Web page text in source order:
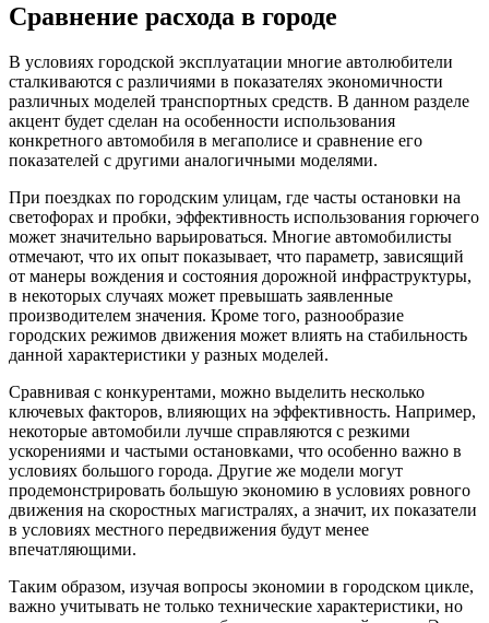
Сравнение расхода в городе
В условиях городской эксплуатации многие автолюбители
сталкиваются с различиями в показателях экономичности
различных моделей транспортных средств. В данном разделе
акцент будет сделан на особенности использования
конкретного автомобиля в мегаполисе и сравнение его
показателей с другими аналогичными моделями.
При поездках по городским улицам, где часты остановки на
светофорах и пробки, эффективность использования горючего
может значительно варьироваться. Многие автомобилисты
отмечают, что их опыт показывает, что параметр, зависящий
от манеры вождения и состояния дорожной инфраструктуры,
в некоторых случаях может превышать заявленные
производителем значения. Кроме того, разнообразие
городских режимов движения может влиять на стабильность
данной характеристики у разных моделей.
Сравнивая с конкурентами, можно выделить несколько
ключевых факторов, влияющих на эффективность. Например,
некоторые автомобили лучше справляются с резкими
ускорениями и частыми остановками, что особенно важно в
условиях большого города. Другие же модели могут
продемонстрировать большую экономию в условиях ровного
движения на скоростных магистралях, а значит, их показатели
в условиях местного передвижения будут менее
впечатляющими.
Таким образом, изучая вопросы экономии в городском цикле,
важно учитывать не только технические характеристики, но